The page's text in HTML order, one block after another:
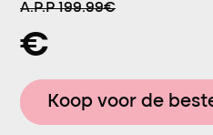
A.P.P 199.99€
€
Koop voor de